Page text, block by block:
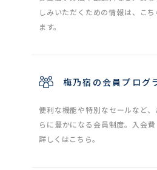
しみいただくための情報は、こ
ます。
梅乃宿の会員プログ
便利な機能や特別なセールなど
らに豊かになる会員制度。入会費
詳しくはこちら。